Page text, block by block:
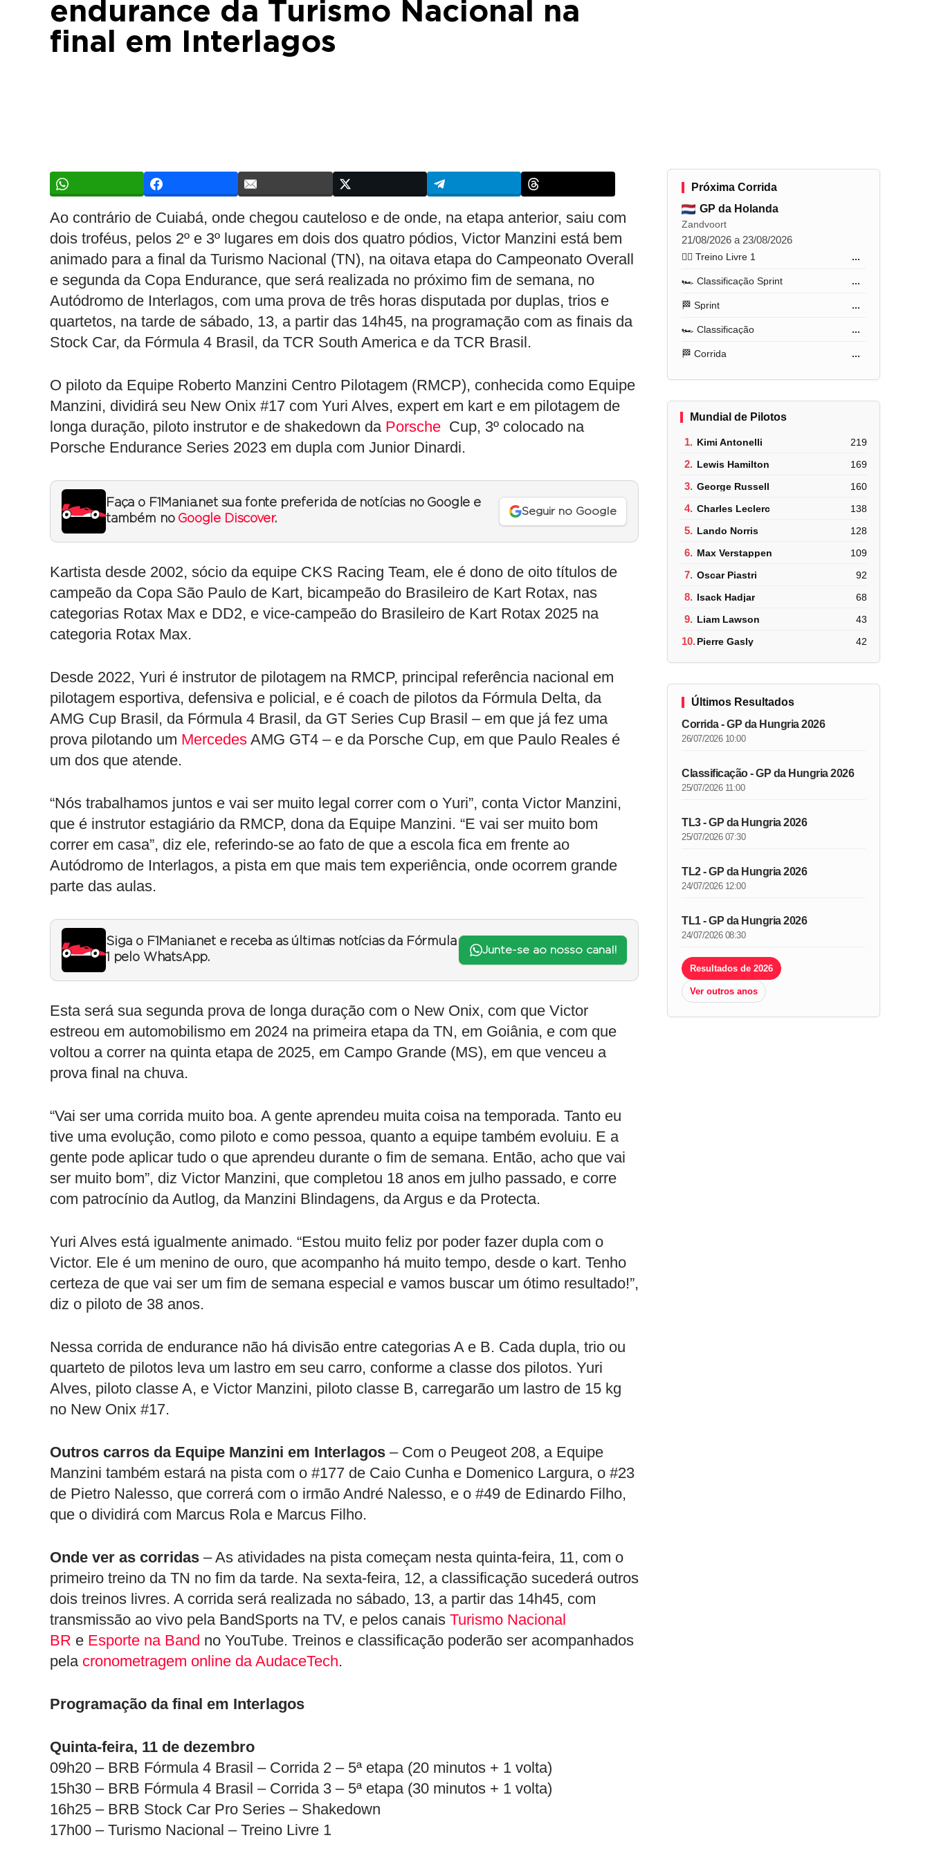
endurance da Turismo Nacional na
final em Interlagos
Ao contrário de Cuiabá, onde chegou cauteloso e de onde, na etapa anterior, saiu com
dois troféus, pelos 2º e 3º lugares em dois dos quatro pódios, Victor Manzini está bem
animado para a final da Turismo Nacional (TN), na oitava etapa do Campeonato Overall
e segunda da Copa Endurance, que será realizada no próximo fim de semana, no
Autódromo de Interlagos, com uma prova de três horas disputada por duplas, trios e
quartetos, na tarde de sábado, 13, a partir das 14h45, na programação com as finais da
Stock Car, da Fórmula 4 Brasil, da TCR South America e da TCR Brasil.
O piloto da Equipe Roberto Manzini Centro Pilotagem (RMCP), conhecida como Equipe
Manzini, dividirá seu New Onix #17 com Yuri Alves, expert em kart e em pilotagem de
longa duração, piloto instrutor e de shakedown da Porsche Cup, 3º colocado na
Porsche Endurance Series 2023 em dupla com Junior Dinardi.
Faça o F1Mania.net sua fonte preferida de notícias no Google e
também no Google Discover.
Seguir no Google
Kartista desde 2002, sócio da equipe CKS Racing Team, ele é dono de oito títulos de
campeão da Copa São Paulo de Kart, bicampeão do Brasileiro de Kart Rotax, nas
categorias Rotax Max e DD2, e vice-campeão do Brasileiro de Kart Rotax 2025 na
categoria Rotax Max.
Desde 2022, Yuri é instrutor de pilotagem na RMCP, principal referência nacional em
pilotagem esportiva, defensiva e policial, e é coach de pilotos da Fórmula Delta, da
AMG Cup Brasil, da Fórmula 4 Brasil, da GT Series Cup Brasil – em que já fez uma
prova pilotando um Mercedes AMG GT4 – e da Porsche Cup, em que Paulo Reales é
um dos que atende.
“Nós trabalhamos juntos e vai ser muito legal correr com o Yuri”, conta Victor Manzini,
que é instrutor estagiário da RMCP, dona da Equipe Manzini. “E vai ser muito bom
correr em casa”, diz ele, referindo-se ao fato de que a escola fica em frente ao
Autódromo de Interlagos, a pista em que mais tem experiência, onde ocorrem grande
parte das aulas.
Siga o F1Mania.net e receba as últimas notícias da Fórmula
1 pelo WhatsApp.
Junte-se ao nosso canal!
Esta será sua segunda prova de longa duração com o New Onix, com que Victor
estreou em automobilismo em 2024 na primeira etapa da TN, em Goiânia, e com que
voltou a correr na quinta etapa de 2025, em Campo Grande (MS), em que venceu a
prova final na chuva.
“Vai ser uma corrida muito boa. A gente aprendeu muita coisa na temporada. Tanto eu
tive uma evolução, como piloto e como pessoa, quanto a equipe também evoluiu. E a
gente pode aplicar tudo o que aprendeu durante o fim de semana. Então, acho que vai
ser muito bom”, diz Victor Manzini, que completou 18 anos em julho passado, e corre
com patrocínio da Autlog, da Manzini Blindagens, da Argus e da Protecta.
Yuri Alves está igualmente animado. “Estou muito feliz por poder fazer dupla com o
Victor. Ele é um menino de ouro, que acompanho há muito tempo, desde o kart. Tenho
certeza de que vai ser um fim de semana especial e vamos buscar um ótimo resultado!”,
diz o piloto de 38 anos.
Nessa corrida de endurance não há divisão entre categorias A e B. Cada dupla, trio ou
quarteto de pilotos leva um lastro em seu carro, conforme a classe dos pilotos. Yuri
Alves, piloto classe A, e Victor Manzini, piloto classe B, carregarão um lastro de 15 kg
no New Onix #17.
Outros carros da Equipe Manzini em Interlagos – Com o Peugeot 208, a Equipe
Manzini também estará na pista com o #177 de Caio Cunha e Domenico Largura, o #23
de Pietro Nalesso, que correrá com o irmão André Nalesso, e o #49 de Edinardo Filho,
que o dividirá com Marcus Rola e Marcus Filho.
Onde ver as corridas – As atividades na pista começam nesta quinta-feira, 11, com o
primeiro treino da TN no fim da tarde. Na sexta-feira, 12, a classificação sucederá outros
dois treinos livres. A corrida será realizada no sábado, 13, a partir das 14h45, com
transmissão ao vivo pela BandSports na TV, e pelos canais Turismo Nacional
BR e Esporte na Band no YouTube. Treinos e classificação poderão ser acompanhados
pela cronometragem online da AudaceTech.
Programação da final em Interlagos
Quinta-feira, 11 de dezembro
09h20 – BRB Fórmula 4 Brasil – Corrida 2 – 5ª etapa (20 minutos + 1 volta)
15h30 – BRB Fórmula 4 Brasil – Corrida 3 – 5ª etapa (30 minutos + 1 volta)
16h25 – BRB Stock Car Pro Series – Shakedown
17h00 – Turismo Nacional – Treino Livre 1
Próxima Corrida
GP da Holanda
Zandvoort
21/08/2026 a 23/08/2026
🏋️‍♂️ Treino Livre 1 ...
🏎️ Classificação Sprint ...
🏁 Sprint ...
🏎️ Classificação ...
🏁 Corrida ...
Mundial de Pilotos
1. Kimi Antonelli 219
2. Lewis Hamilton 169
3. George Russell 160
4. Charles Leclerc 138
5. Lando Norris 128
6. Max Verstappen 109
7. Oscar Piastri 92
8. Isack Hadjar 68
9. Liam Lawson 43
10.Pierre Gasly 42
Últimos Resultados
Corrida - GP da Hungria 2026
26/07/2026 10:00
Classificação - GP da Hungria 2026
25/07/2026 11:00
TL3 - GP da Hungria 2026
25/07/2026 07:30
TL2 - GP da Hungria 2026
24/07/2026 12:00
TL1 - GP da Hungria 2026
24/07/2026 08:30
Resultados de 2026
Ver outros anos